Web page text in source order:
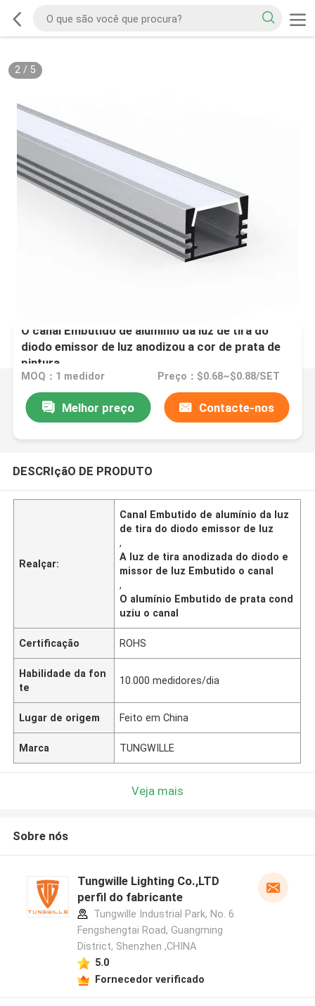
2/ 5
O canal Embutido de alumínio da luz de tira do
diodo emissor de luz anodizou a cor de prata de
pintura
MOQ：1 medidor Preço：$0.68~$0.88/SET
Melhor preço Contacte-nos
DESCRIçãO DE PRODUTO
Realçar:
Canal Embutido de alumínio da luz
de tira do diodo emissor de luz
,
A luz de tira anodizada do diodo e
missor de luz Embutido o canal
,
O alumínio Embutido de prata cond
uziu o canal
Certificação ROHS
Habilidade da fon
te
10.000 medidores/dia
Lugar de origem Feito em China
Marca TUNGWILLE
Veja mais
Sobre nós
Tungwille Lighting Co.,LTD
perfil do fabricante
Tungwille Industrial Park, No. 6
Fengshengtai Road, Guangming
District, Shenzhen ,CHINA
5.0
Fornecedor verificado